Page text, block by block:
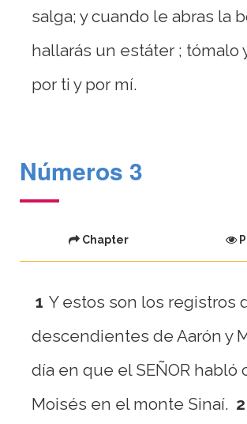
salga; y cuando le abras la
hallarás un estáter ; tómalo
por ti y por mí.
Números 3
Chapter
1 Y estos son los registros
descendientes de Aarón y
día en que el SEÑOR habló
Moisés en el monte Sinaí. 2